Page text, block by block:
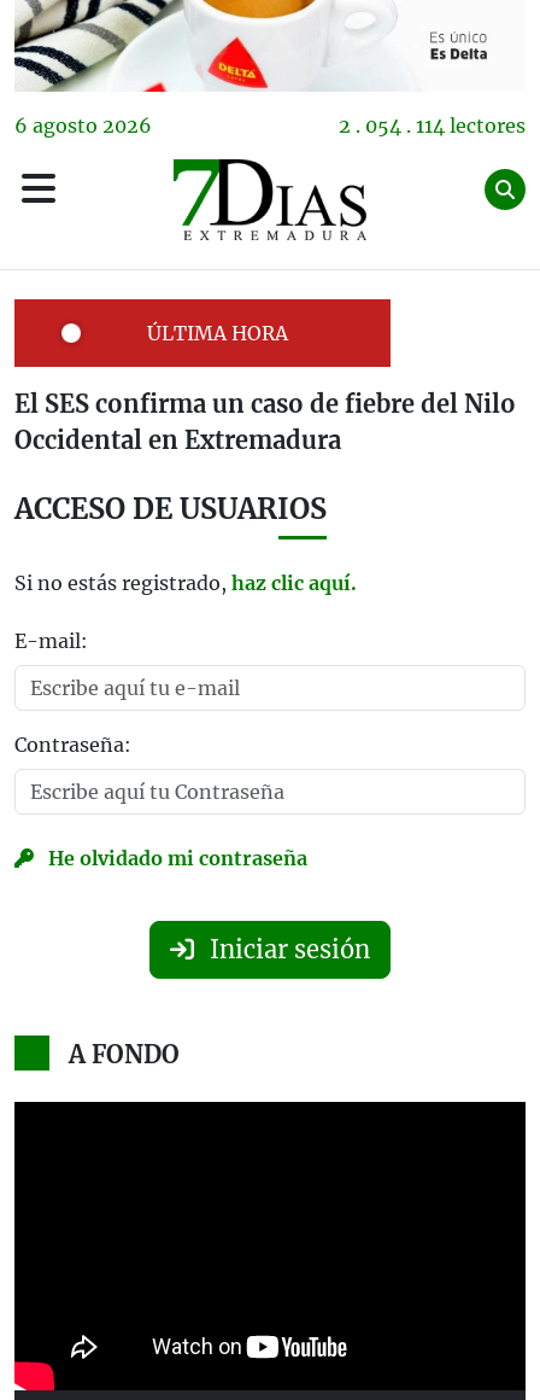
6 agosto 2026 2 . 054 . 114 lectores
ÚLTIMA HORA
El SES confirma un caso de fiebre del Nilo
Occidental en Extremadura
ACCESO DE USUARIOS
Si no estás registrado, haz clic aquí.
E-mail:
Contraseña:
He olvidado mi contraseña
Iniciar sesión
A FONDO